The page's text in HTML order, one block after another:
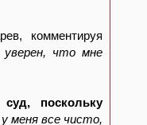
комментируя
что мне
поскольку
меня все чисто,